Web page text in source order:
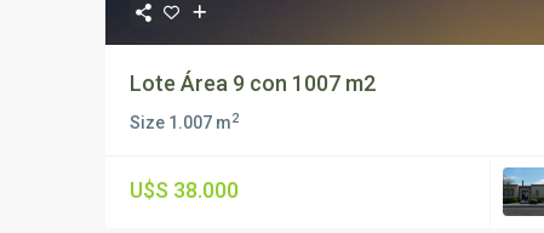
Lote Área 9 con 1007 m2
Size 1.007 m2
U$S 38.000